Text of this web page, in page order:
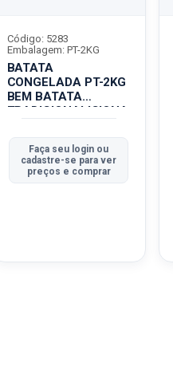
BATATA
CONGELADA PT-2KG
BEM BATATA
TRADICIONALICIONA
Código: 5283
Embalagem: PT-2KG
Faça seu login ou
cadastre-se para ver
preços e comprar